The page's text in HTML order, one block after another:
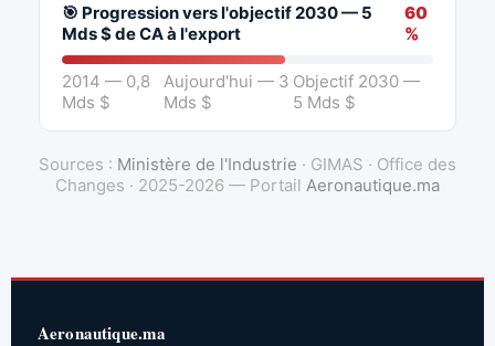
🎯 Progression vers l'objectif 2030 — 5
Mds $ de CA à l'export
60
%
2014 — 0,8
Mds $
Aujourd'hui — 3
Mds $
Objectif 2030 —
5 Mds $
Sources : Ministère de l'Industrie · GIMAS · Office des
Changes · 2025-2026 — Portail Aeronautique.ma
Aeronautique.ma